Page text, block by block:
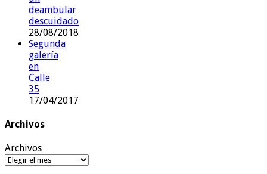
deambular
descuidado
28/08/2018
Segunda
galería
en
Calle
35
17/04/2017
Archivos
Archivos